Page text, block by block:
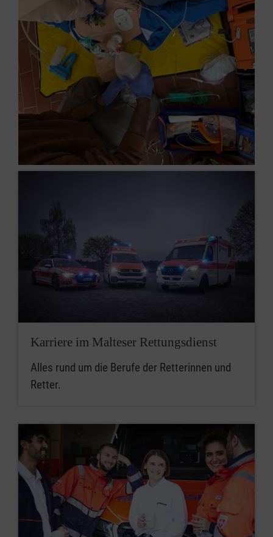
Karriere im Malteser Rettungsdienst
Alles rund um die Berufe der Retterinnen und
Retter.